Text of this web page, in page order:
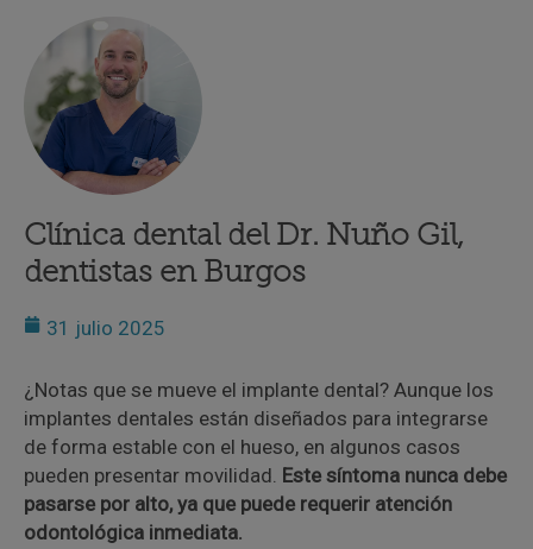
Clínica dental del Dr. Nuño Gil,
dentistas en Burgos
31 julio 2025
¿Notas que se mueve el implante dental? Aunque los
implantes dentales están diseñados para integrarse
de forma estable con el hueso, en algunos casos
pueden presentar movilidad. Este síntoma nunca debe
pasarse por alto, ya que puede requerir atención
odontológica inmediata.